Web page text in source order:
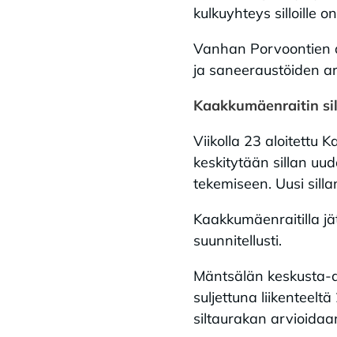
kulkuyhteys silloille
Vanhan Porvoontien
ja saneeraustöiden
Kaakkumäenraitin
Viikolla 23 aloitettu
keskitytään sillan
tekemiseen. Uusi
Kaakkumäenraitilla
suunnitellusti.
Mäntsälän
suljettuna
siltaurakan